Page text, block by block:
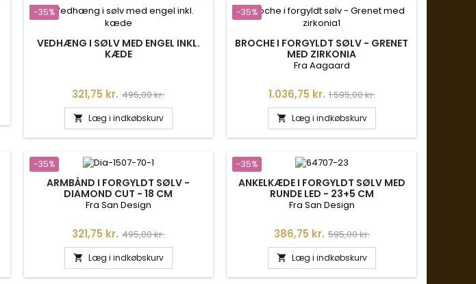
-35%
VEDHÆNG I SØLV MED ENGEL INKL.
KÆDE
Pris
321,75 kr. Normalpris
495,00 kr.
 Læg i indkøbskurv
-35%
BROCHE I FORGYLDT SØLV - GRENET
MED ZIRKONIA
Fra Aagaard
Pris
1.036,75 kr. Normalpris
1.595,00 kr.
 Læg i indkøbskurv
-35%
ARMBÅND I FORGYLDT SØLV -
DIAMOND CUT - 18 CM
Fra San Design
Pris
321,75 kr. Normalpris
495,00 kr.
 Læg i indkøbskurv
-35%
ANKELKÆDE I FORGYLDT SØLV MED
RUNDE LED - 23+5 CM
Fra San Design
Pris
386,75 kr. Normalpris
595,00 kr.
 Læg i indkøbskurv